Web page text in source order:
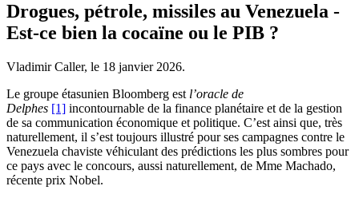
Drogues, pétrole, missiles au Venezuela -
Est-ce bien la cocaïne ou le PIB ?
Vladimir Caller, le 18 janvier 2026.
Le groupe étasunien Bloomberg est l’oracle de
Delphes [1] incontournable de la finance planétaire et de la gestion
de sa communication économique et politique. C’est ainsi que, très
naturellement, il s’est toujours illustré pour ses campagnes contre le
Venezuela chaviste véhiculant des prédictions les plus sombres pour
ce pays avec le concours, aussi naturellement, de Mme Machado,
récente prix Nobel.